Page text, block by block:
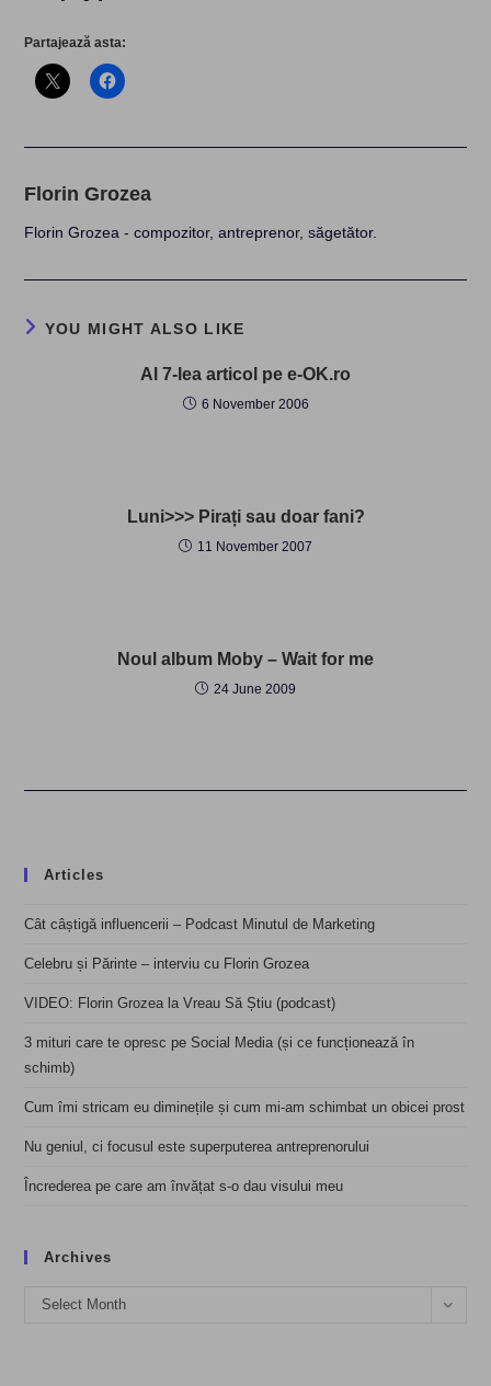
Partajează asta:
Florin Grozea
Florin Grozea - compozitor, antreprenor, săgetător.
YOU MIGHT ALSO LIKE
Al 7-lea articol pe e-OK.ro
6 November 2006
Luni>>> Pirați sau doar fani?
11 November 2007
Noul album Moby – Wait for me
24 June 2009
Articles
Cât câștigă influencerii – Podcast Minutul de Marketing
Celebru și Părinte – interviu cu Florin Grozea
VIDEO: Florin Grozea la Vreau Să Știu (podcast)
3 mituri care te opresc pe Social Media (și ce funcționează în
schimb)
Cum îmi stricam eu diminețile și cum mi-am schimbat un obicei prost
Nu geniul, ci focusul este superputerea antreprenorului
Încrederea pe care am învățat s-o dau visului meu
Archives
Archives
Select Month